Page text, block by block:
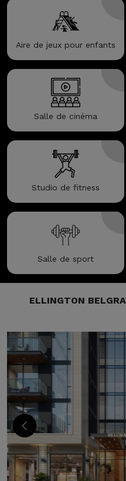
Aire de jeux pour enfants
Salle de cinéma
Studio de fitness
Salle de sport
ELLINGTON